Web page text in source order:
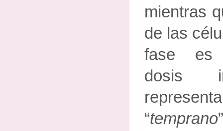
mientras
de las
fase es
dosis
“temprano